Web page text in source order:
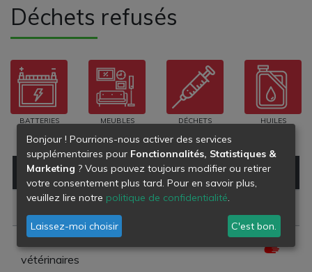
Déchets refusés
Type de déchet Danger
vétérinaires
BATTERIES
MEUBLES
DÉCHETS
HUILES
Bonjour ! Pourrions-nous activer des services
supplémentaires pour Fonctionnalités, Statistiques &
Marketing ? Vous pouvez toujours modifier ou retirer
votre consentement plus tard. Pour en savoir plus,
veuillez lire notre politique de confidentialité.
Laissez-moi choisir C'est bon.